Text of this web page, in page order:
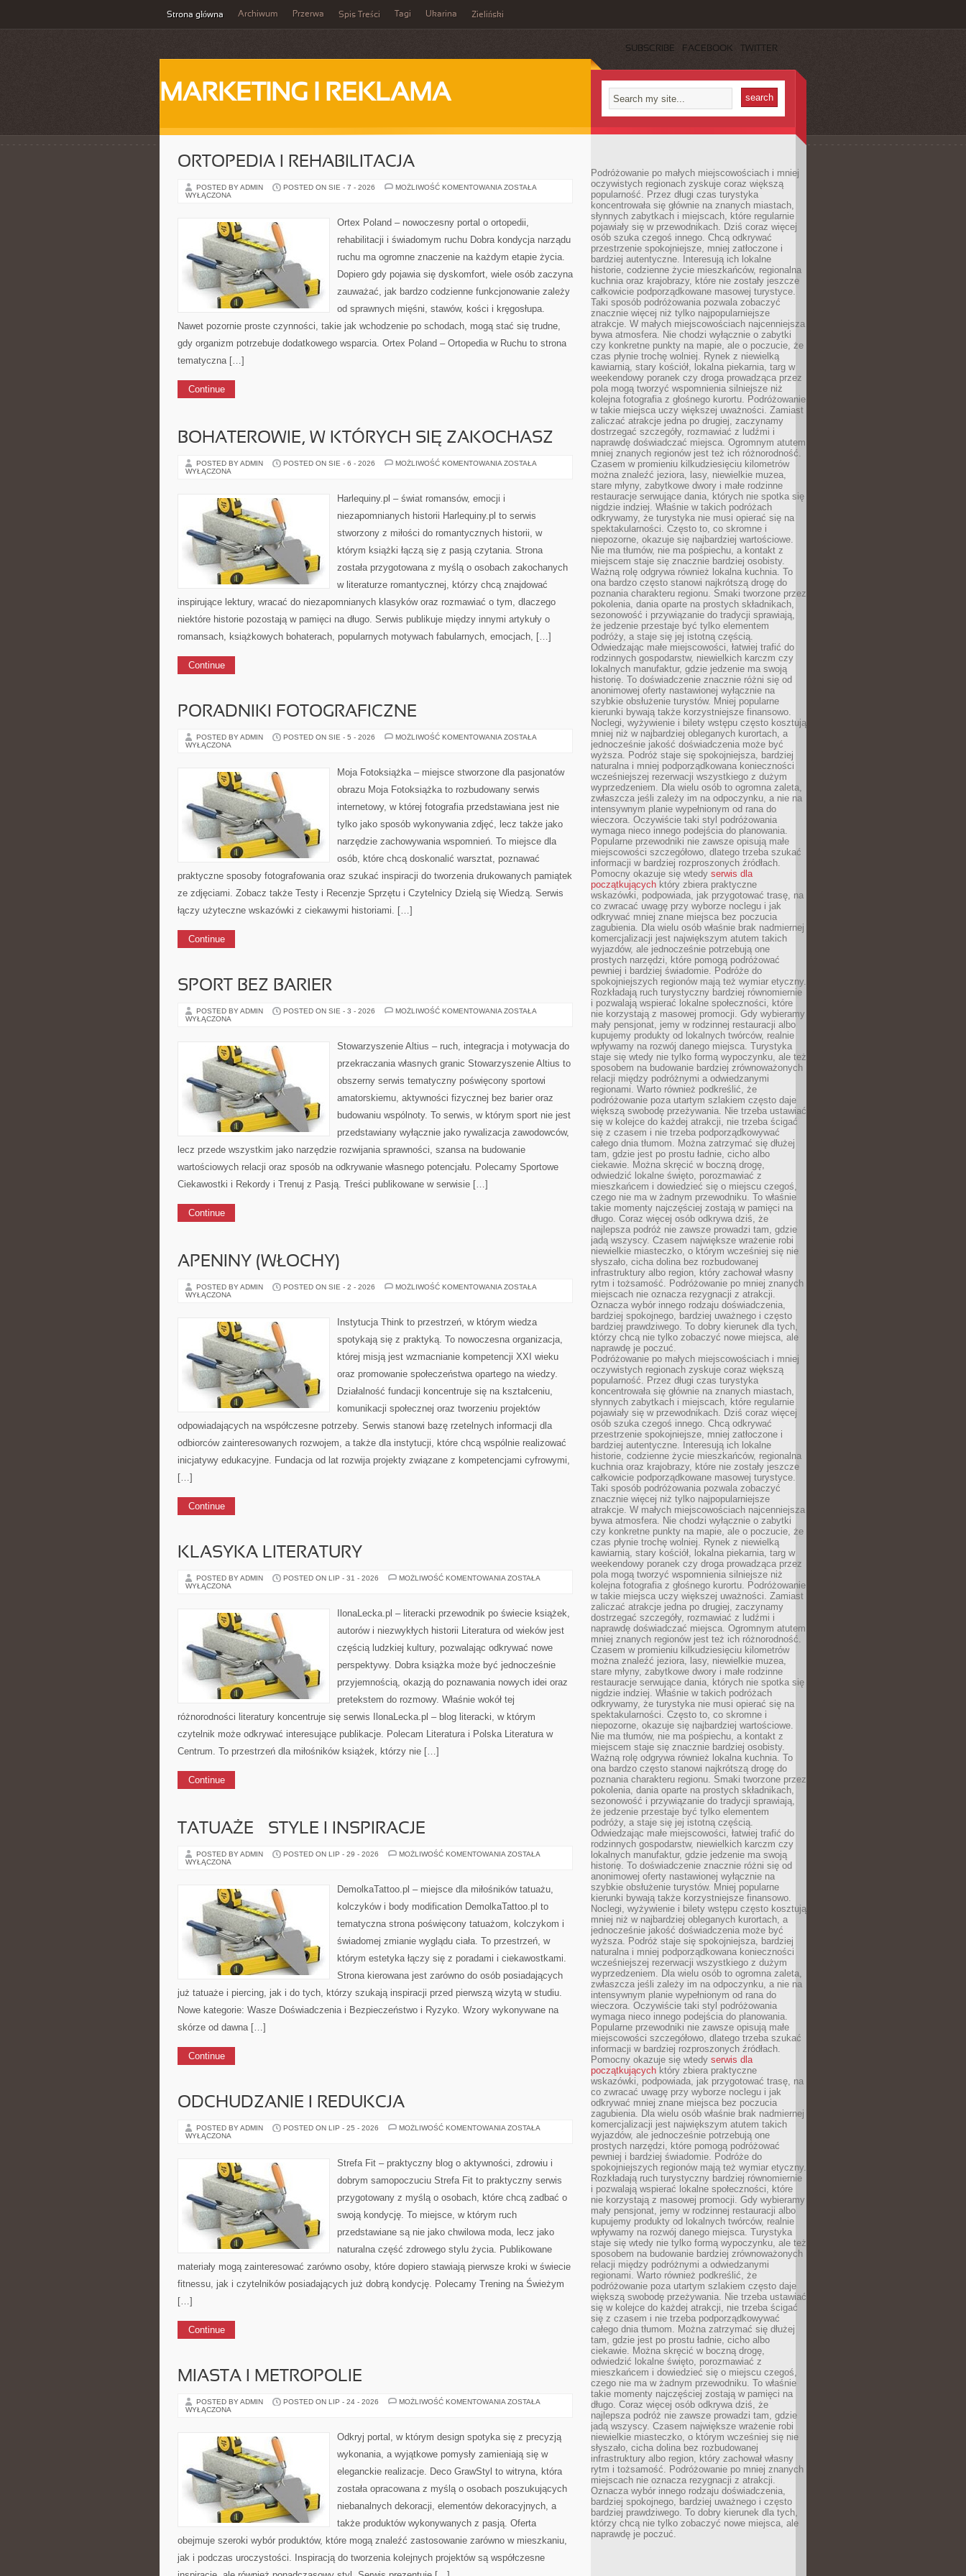
Strona główna Archiwum Przerwa Spis Treści Tagi Ukarina Zieliński
SUBSCRIBE FACEBOOK TWITTER
MARKETING I REKLAMA
ORTOPEDIA I REHABILITACJA
POSTED BY ADMIN POSTED ON SIE - 7 - 2026 MOŻLIWOŚĆ KOMENTOWANIA ORTOPEDIA
ZOSTAŁA
WYŁĄCZONA
Ortex Poland – nowoczesny portal o ortopedii,
rehabilitacji i świadomym ruchu Dobra kondycja narządu
ruchu ma ogromne znaczenie na każdym etapie życia.
Dopiero gdy pojawia się dyskomfort, wiele osób zaczyna
zauważać, jak bardzo codzienne funkcjonowanie zależy
od sprawnych mięśni, stawów, kości i kręgosłupa.
Nawet pozornie proste czynności, takie jak wchodzenie po schodach, mogą stać się trudne,
gdy organizm potrzebuje dodatkowego wsparcia. Ortex Poland – Ortopedia w Ruchu to strona
tematyczna […]
Continue
BOHATEROWIE, W KTÓRYCH SIĘ ZAKOCHASZ
POSTED BY ADMIN POSTED ON SIE - 6 - 2026 MOŻLIWOŚĆ KOMENTOWANIA BOHATEROWIE,
ZAKOCHASZ
ZOSTAŁA
WYŁĄCZONA
Harlequiny.pl – świat romansów, emocji i
niezapomnianych historii Harlequiny.pl to serwis
stworzony z miłości do romantycznych historii, w
którym książki łączą się z pasją czytania. Strona
została przygotowana z myślą o osobach zakochanych
w literaturze romantycznej, którzy chcą znajdować
inspirujące lektury, wracać do niezapomnianych klasyków oraz rozmawiać o tym, dlaczego
niektóre historie pozostają w pamięci na długo. Serwis publikuje między innymi artykuły o
romansach, książkowych bohaterach, popularnych motywach fabularnych, emocjach, […]
Continue
PORADNIKI FOTOGRAFICZNE
POSTED BY ADMIN POSTED ON SIE - 5 - 2026 MOŻLIWOŚĆ KOMENTOWANIA PORADNIKI
ZOSTAŁA
WYŁĄCZONA
Moja Fotoksiążka – miejsce stworzone dla pasjonatów
obrazu Moja Fotoksiążka to rozbudowany serwis
internetowy, w której fotografia przedstawiana jest nie
tylko jako sposób wykonywania zdjęć, lecz także jako
narzędzie zachowywania wspomnień. To miejsce dla
osób, które chcą doskonalić warsztat, poznawać
praktyczne sposoby fotografowania oraz szukać inspiracji do tworzenia drukowanych pamiątek
ze zdjęciami. Zobacz także Testy i Recenzje Sprzętu i Czytelnicy Dzielą się Wiedzą. Serwis
łączy użyteczne wskazówki z ciekawymi historiami. […]
Continue
SPORT BEZ BARIER
POSTED BY ADMIN POSTED ON SIE - 3 - 2026 MOŻLIWOŚĆ KOMENTOWANIA SPORT
ZOSTAŁA
WYŁĄCZONA
Stowarzyszenie Altius – ruch, integracja i motywacja do
przekraczania własnych granic Stowarzyszenie Altius to
obszerny serwis tematyczny poświęcony sportowi
amatorskiemu, aktywności fizycznej bez barier oraz
budowaniu wspólnoty. To serwis, w którym sport nie jest
przedstawiany wyłącznie jako rywalizacja zawodowców,
lecz przede wszystkim jako narzędzie rozwijania sprawności, szansa na budowanie
wartościowych relacji oraz sposób na odkrywanie własnego potencjału. Polecamy Sportowe
Ciekawostki i Rekordy i Trenuj z Pasją. Treści publikowane w serwisie […]
Continue
APENINY (WŁOCHY)
POSTED BY ADMIN POSTED ON SIE - 2 - 2026 MOŻLIWOŚĆ KOMENTOWANIA APENINY
ZOSTAŁA
WYŁĄCZONA
Instytucja Think to przestrzeń, w którym wiedza
spotykają się z praktyką. To nowoczesna organizacja,
której misją jest wzmacnianie kompetencji XXI wieku
oraz promowanie społeczeństwa opartego na wiedzy.
Działalność fundacji koncentruje się na kształceniu,
komunikacji społecznej oraz tworzeniu projektów
odpowiadających na współczesne potrzeby. Serwis stanowi bazę rzetelnych informacji dla
odbiorców zainteresowanych rozwojem, a także dla instytucji, które chcą wspólnie realizować
inicjatywy edukacyjne. Fundacja od lat rozwija projekty związane z kompetencjami cyfrowymi,
[…]
Continue
KLASYKA LITERATURY
POSTED BY ADMIN POSTED ON LIP - 31 - 2026 MOŻLIWOŚĆ KOMENTOWANIA KLASYKA
ZOSTAŁA
WYŁĄCZONA
IlonaLecka.pl – literacki przewodnik po świecie książek,
autorów i niezwykłych historii Literatura od wieków jest
częścią ludzkiej kultury, pozwalając odkrywać nowe
perspektywy. Dobra książka może być jednocześnie
przyjemnością, okazją do poznawania nowych idei oraz
pretekstem do rozmowy. Właśnie wokół tej
różnorodności literatury koncentruje się serwis IlonaLecka.pl – blog literacki, w którym
czytelnik może odkrywać interesujące publikacje. Polecam Literatura i Polska Literatura w
Centrum. To przestrzeń dla miłośników książek, którzy nie […]
Continue
TATUAŻE – STYLE I INSPIRACJE
POSTED BY ADMIN POSTED ON LIP - 29 - 2026 MOŻLIWOŚĆ KOMENTOWANIA TATUAŻE
INSPIRACJE
ZOSTAŁA
WYŁĄCZONA
DemolkaTattoo.pl – miejsce dla miłośników tatuażu,
kolczyków i body modification DemolkaTattoo.pl to
tematyczna strona poświęcony tatuażom, kolczykom i
świadomej zmianie wyglądu ciała. To przestrzeń, w
którym estetyka łączy się z poradami i ciekawostkami.
Strona kierowana jest zarówno do osób posiadających
już tatuaże i piercing, jak i do tych, którzy szukają inspiracji przed pierwszą wizytą w studiu.
Nowe kategorie: Wasze Doświadczenia i Bezpieczeństwo i Ryzyko. Wzory wykonywane na
skórze od dawna […]
Continue
ODCHUDZANIE I REDUKCJA
POSTED BY ADMIN POSTED ON LIP - 25 - 2026 MOŻLIWOŚĆ KOMENTOWANIA ODCHUDZANIE
ZOSTAŁA
WYŁĄCZONA
Strefa Fit – praktyczny blog o aktywności, zdrowiu i
dobrym samopoczuciu Strefa Fit to praktyczny serwis
przygotowany z myślą o osobach, które chcą zadbać o
swoją kondycję. To miejsce, w którym ruch
przedstawiane są nie jako chwilowa moda, lecz jako
naturalna część zdrowego stylu życia. Publikowane
materiały mogą zainteresować zarówno osoby, które dopiero stawiają pierwsze kroki w świecie
fitnessu, jak i czytelników posiadających już dobrą kondycję. Polecamy Trening na Świeżym
[…]
Continue
MIASTA I METROPOLIE
POSTED BY ADMIN POSTED ON LIP - 24 - 2026 MOŻLIWOŚĆ KOMENTOWANIA MIASTA
ZOSTAŁA
WYŁĄCZONA
Odkryj portal, w którym design spotyka się z precyzją
wykonania, a wyjątkowe pomysły zamieniają się w
eleganckie realizacje. Deco GrawStyl to witryna, która
została opracowana z myślą o osobach poszukujących
niebanalnych dekoracji, elementów dekoracyjnych, a
także produktów wykonywanych z pasją. Oferta
obejmuje szeroki wybór produktów, które mogą znaleźć zastosowanie zarówno w mieszkaniu,
jak i podczas uroczystości. Inspiracją do tworzenia kolejnych projektów są współczesne
Podróżowanie po małych miejscowościach i mniej
oczywistych regionach zyskuje coraz większą
popularność. Przez długi czas turystyka
koncentrowała się głównie na znanych miastach,
słynnych zabytkach i miejscach, które regularnie
pojawiały się w przewodnikach. Dziś coraz więcej
osób szuka czegoś innego. Chcą odkrywać
przestrzenie spokojniejsze, mniej zatłoczone i
bardziej autentyczne. Interesują ich lokalne
historie, codzienne życie mieszkańców, regionalna
kuchnia oraz krajobrazy, które nie zostały jeszcze
całkowicie podporządkowane masowej turystyce.
Taki sposób podróżowania pozwala zobaczyć
znacznie więcej niż tylko najpopularniejsze
atrakcje. W małych miejscowościach najcenniejsza
bywa atmosfera. Nie chodzi wyłącznie o zabytki
czy konkretne punkty na mapie, ale o poczucie, że
czas płynie trochę wolniej. Rynek z niewielką
kawiarnią, stary kościół, lokalna piekarnia, targ w
weekendowy poranek czy droga prowadząca przez
pola mogą tworzyć wspomnienia silniejsze niż
kolejna fotografia z głośnego kurortu. Podróżowanie
w takie miejsca uczy większej uważności. Zamiast
zaliczać atrakcje jedna po drugiej, zaczynamy
dostrzegać szczegóły, rozmawiać z ludźmi i
naprawdę doświadczać miejsca. Ogromnym atutem
mniej znanych regionów jest też ich różnorodność.
Czasem w promieniu kilkudziesięciu kilometrów
można znaleźć jeziora, lasy, niewielkie muzea,
stare młyny, zabytkowe dwory i małe rodzinne
restauracje serwujące dania, których nie spotka się
nigdzie indziej. Właśnie w takich podróżach
odkrywamy, że turystyka nie musi opierać się na
spektakularności. Często to, co skromne i
niepozorne, okazuje się najbardziej wartościowe.
Nie ma tłumów, nie ma pośpiechu, a kontakt z
miejscem staje się znacznie bardziej osobisty.
Ważną rolę odgrywa również lokalna kuchnia. To
ona bardzo często stanowi najkrótszą drogę do
poznania charakteru regionu. Smaki tworzone przez
pokolenia, dania oparte na prostych składnikach,
sezonowość i przywiązanie do tradycji sprawiają,
że jedzenie przestaje być tylko elementem
podróży, a staje się jej istotną częścią.
Odwiedzając małe miejscowości, łatwiej trafić do
rodzinnych gospodarstw, niewielkich karczm czy
lokalnych manufaktur, gdzie jedzenie ma swoją
historię. To doświadczenie znacznie różni się od
anonimowej oferty nastawionej wyłącznie na
szybkie obsłużenie turystów. Mniej popularne
kierunki bywają także korzystniejsze finansowo.
Noclegi, wyżywienie i bilety wstępu często kosztują
mniej niż w najbardziej obleganych kurortach, a
jednocześnie jakość doświadczenia może być
wyższa. Podróż staje się spokojniejsza, bardziej
naturalna i mniej podporządkowana konieczności
wcześniejszej rezerwacji wszystkiego z dużym
wyprzedzeniem. Dla wielu osób to ogromna zaleta,
zwłaszcza jeśli zależy im na odpoczynku, a nie na
intensywnym planie wypełnionym od rana do
wieczora. Oczywiście taki styl podróżowania
wymaga nieco innego podejścia do planowania.
Popularne przewodniki nie zawsze opisują małe
miejscowości szczegółowo, dlatego trzeba szukać
informacji w bardziej rozproszonych źródłach.
Pomocny okazuje się wtedy serwis dla
początkujących który zbiera praktyczne
wskazówki, podpowiada, jak przygotować trasę, na
co zwracać uwagę przy wyborze noclegu i jak
odkrywać mniej znane miejsca bez poczucia
zagubienia. Dla wielu osób właśnie brak nadmiernej
komercjalizacji jest największym atutem takich
wyjazdów, ale jednocześnie potrzebują one
prostych narzędzi, które pomogą podróżować
pewniej i bardziej świadomie. Podróże do
spokojniejszych regionów mają też wymiar etyczny.
Rozkładają ruch turystyczny bardziej równomiernie
i pozwalają wspierać lokalne społeczności, które
nie korzystają z masowej promocji. Gdy wybieramy
mały pensjonat, jemy w rodzinnej restauracji albo
kupujemy produkty od lokalnych twórców, realnie
wpływamy na rozwój danego miejsca. Turystyka
staje się wtedy nie tylko formą wypoczynku, ale też
sposobem na budowanie bardziej zrównoważonych
relacji między podróżnymi a odwiedzanymi
regionami. Warto również podkreślić, że
podróżowanie poza utartym szlakiem często daje
większą swobodę przeżywania. Nie trzeba ustawiać
się w kolejce do każdej atrakcji, nie trzeba ścigać
się z czasem i nie trzeba podporządkowywać
całego dnia tłumom. Można zatrzymać się dłużej
tam, gdzie jest po prostu ładnie, cicho albo
ciekawie. Można skręcić w boczną drogę,
odwiedzić lokalne święto, porozmawiać z
mieszkańcem i dowiedzieć się o miejscu czegoś,
czego nie ma w żadnym przewodniku. To właśnie
takie momenty najczęściej zostają w pamięci na
długo. Coraz więcej osób odkrywa dziś, że
najlepsza podróż nie zawsze prowadzi tam, gdzie
jadą wszyscy. Czasem największe wrażenie robi
niewielkie miasteczko, o którym wcześniej się nie
słyszało, cicha dolina bez rozbudowanej
infrastruktury albo region, który zachował własny
rytm i tożsamość. Podróżowanie po mniej znanych
miejscach nie oznacza rezygnacji z atrakcji.
Oznacza wybór innego rodzaju doświadczenia,
bardziej spokojnego, bardziej uważnego i często
bardziej prawdziwego. To dobry kierunek dla tych,
którzy chcą nie tylko zobaczyć nowe miejsca, ale
naprawdę je poczuć.
Podróżowanie po małych miejscowościach i mniej
oczywistych regionach zyskuje coraz większą
popularność. Przez długi czas turystyka
koncentrowała się głównie na znanych miastach,
słynnych zabytkach i miejscach, które regularnie
pojawiały się w przewodnikach. Dziś coraz więcej
osób szuka czegoś innego. Chcą odkrywać
przestrzenie spokojniejsze, mniej zatłoczone i
bardziej autentyczne. Interesują ich lokalne
historie, codzienne życie mieszkańców, regionalna
kuchnia oraz krajobrazy, które nie zostały jeszcze
całkowicie podporządkowane masowej turystyce.
Taki sposób podróżowania pozwala zobaczyć
znacznie więcej niż tylko najpopularniejsze
atrakcje. W małych miejscowościach najcenniejsza
bywa atmosfera. Nie chodzi wyłącznie o zabytki
czy konkretne punkty na mapie, ale o poczucie, że
czas płynie trochę wolniej. Rynek z niewielką
kawiarnią, stary kościół, lokalna piekarnia, targ w
weekendowy poranek czy droga prowadząca przez
pola mogą tworzyć wspomnienia silniejsze niż
kolejna fotografia z głośnego kurortu. Podróżowanie
w takie miejsca uczy większej uważności. Zamiast
zaliczać atrakcje jedna po drugiej, zaczynamy
dostrzegać szczegóły, rozmawiać z ludźmi i
naprawdę doświadczać miejsca. Ogromnym atutem
mniej znanych regionów jest też ich różnorodność.
Czasem w promieniu kilkudziesięciu kilometrów
można znaleźć jeziora, lasy, niewielkie muzea,
stare młyny, zabytkowe dwory i małe rodzinne
restauracje serwujące dania, których nie spotka się
nigdzie indziej. Właśnie w takich podróżach
odkrywamy, że turystyka nie musi opierać się na
spektakularności. Często to, co skromne i
niepozorne, okazuje się najbardziej wartościowe.
Nie ma tłumów, nie ma pośpiechu, a kontakt z
miejscem staje się znacznie bardziej osobisty.
Ważną rolę odgrywa również lokalna kuchnia. To
ona bardzo często stanowi najkrótszą drogę do
poznania charakteru regionu. Smaki tworzone przez
pokolenia, dania oparte na prostych składnikach,
sezonowość i przywiązanie do tradycji sprawiają,
że jedzenie przestaje być tylko elementem
podróży, a staje się jej istotną częścią.
Odwiedzając małe miejscowości, łatwiej trafić do
rodzinnych gospodarstw, niewielkich karczm czy
lokalnych manufaktur, gdzie jedzenie ma swoją
historię. To doświadczenie znacznie różni się od
anonimowej oferty nastawionej wyłącznie na
szybkie obsłużenie turystów. Mniej popularne
kierunki bywają także korzystniejsze finansowo.
Noclegi, wyżywienie i bilety wstępu często kosztują
mniej niż w najbardziej obleganych kurortach, a
jednocześnie jakość doświadczenia może być
wyższa. Podróż staje się spokojniejsza, bardziej
naturalna i mniej podporządkowana konieczności
wcześniejszej rezerwacji wszystkiego z dużym
wyprzedzeniem. Dla wielu osób to ogromna zaleta,
zwłaszcza jeśli zależy im na odpoczynku, a nie na
intensywnym planie wypełnionym od rana do
wieczora. Oczywiście taki styl podróżowania
wymaga nieco innego podejścia do planowania.
Popularne przewodniki nie zawsze opisują małe
miejscowości szczegółowo, dlatego trzeba szukać
informacji w bardziej rozproszonych źródłach.
Pomocny okazuje się wtedy serwis dla
początkujących który zbiera praktyczne
wskazówki, podpowiada, jak przygotować trasę, na
co zwracać uwagę przy wyborze noclegu i jak
odkrywać mniej znane miejsca bez poczucia
zagubienia. Dla wielu osób właśnie brak nadmiernej
komercjalizacji jest największym atutem takich
wyjazdów, ale jednocześnie potrzebują one
prostych narzędzi, które pomogą podróżować
pewniej i bardziej świadomie. Podróże do
spokojniejszych regionów mają też wymiar etyczny.
Rozkładają ruch turystyczny bardziej równomiernie
i pozwalają wspierać lokalne społeczności, które
nie korzystają z masowej promocji. Gdy wybieramy
mały pensjonat, jemy w rodzinnej restauracji albo
kupujemy produkty od lokalnych twórców, realnie
wpływamy na rozwój danego miejsca. Turystyka
staje się wtedy nie tylko formą wypoczynku, ale też
sposobem na budowanie bardziej zrównoważonych
relacji między podróżnymi a odwiedzanymi
regionami. Warto również podkreślić, że
podróżowanie poza utartym szlakiem często daje
większą swobodę przeżywania. Nie trzeba ustawiać
się w kolejce do każdej atrakcji, nie trzeba ścigać
się z czasem i nie trzeba podporządkowywać
całego dnia tłumom. Można zatrzymać się dłużej
tam, gdzie jest po prostu ładnie, cicho albo
ciekawie. Można skręcić w boczną drogę,
odwiedzić lokalne święto, porozmawiać z
mieszkańcem i dowiedzieć się o miejscu czegoś,
czego nie ma w żadnym przewodniku. To właśnie
takie momenty najczęściej zostają w pamięci na
długo. Coraz więcej osób odkrywa dziś, że
najlepsza podróż nie zawsze prowadzi tam, gdzie
jadą wszyscy. Czasem największe wrażenie robi
niewielkie miasteczko, o którym wcześniej się nie
słyszało, cicha dolina bez rozbudowanej
infrastruktury albo region, który zachował własny
rytm i tożsamość. Podróżowanie po mniej znanych
miejscach nie oznacza rezygnacji z atrakcji.
Oznacza wybór innego rodzaju doświadczenia,
bardziej spokojnego, bardziej uważnego i często
bardziej prawdziwego. To dobry kierunek dla tych,
którzy chcą nie tylko zobaczyć nowe miejsca, ale
naprawdę je poczuć.